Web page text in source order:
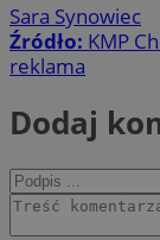
Sara Synowiec
Źródło: KMP
reklama
Dodaj